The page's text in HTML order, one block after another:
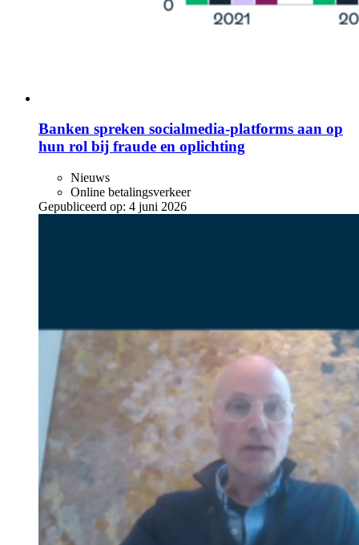
Banken spreken socialmedia-platforms aan op
hun rol bij fraude en oplichting
Nieuws
Online betalingsverkeer
Gepubliceerd op: 4 juni 2026